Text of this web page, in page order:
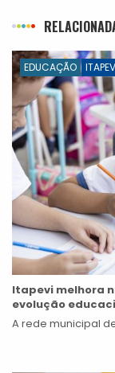
EDUCAÇÃO
Itapevi melhora
evolução
A rede municipal